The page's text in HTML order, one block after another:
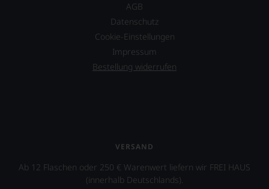
AGB
Datenschutz
Cookie-Einstellungen
Impressum
Bestellung widerrufen
VERSAND
Ab 12 Flaschen oder 250 € Warenwert liefern wir FREI HAUS
(innerhalb Deutschlands).